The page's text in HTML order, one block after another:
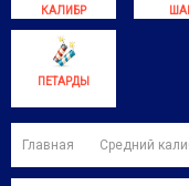
КАЛИБР
ПЕТАРДЫ
Главная Средний